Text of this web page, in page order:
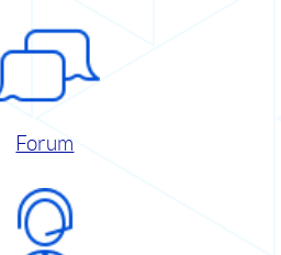
Forum